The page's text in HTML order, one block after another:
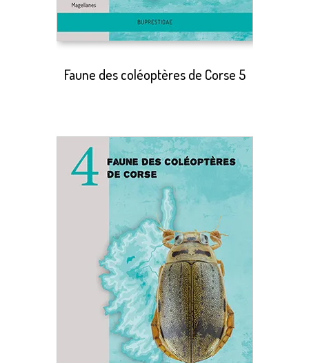
Faune des coléoptères de Corse 5